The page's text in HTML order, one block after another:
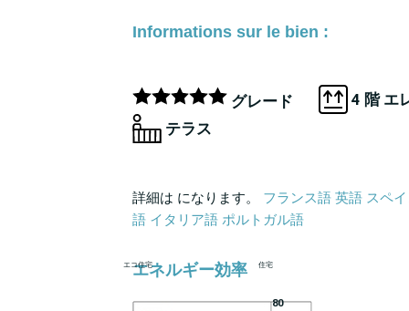
Informations sur le bien :
グレード
4 階 エ
テラス
詳細は になります。 フランス語 英語 スペ
語 イタリア語 ポルトガル語
エネルギー効率
80
エコ住宅 住宅